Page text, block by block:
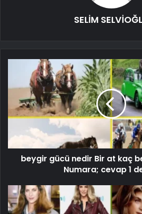
SELİM
beygir gücü nedir Bir at kaç
Numara; cevap 1